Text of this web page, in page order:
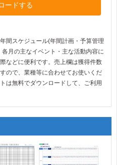
ードする
間スケジュール(年間計画・予算管理
月の主なイベント・主な活動内容に
などに便利です。売上欄は獲得件数
ので、業種等に合わせてお使いくだ
は無料でダウンロードして、ご利用